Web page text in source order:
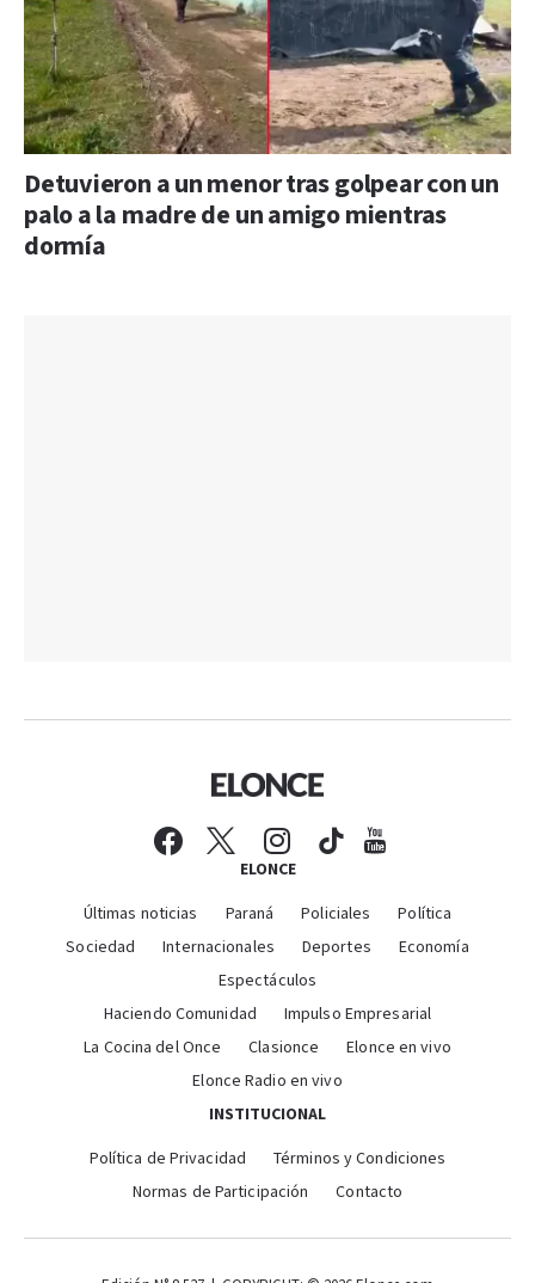
Detuvieron a un menor tras golpear con un
palo a la madre de un amigo mientras
dormía
ELONCE
Últimas noticias Paraná Policiales
Política
Sociedad
Internacionales Deportes
Economía
Espectáculos
Haciendo Comunidad
Impulso Empresarial
La Cocina del Once
Clasionce
Elonce en vivo
Elonce Radio en vivo
INSTITUCIONAL
Política de Privacidad
Términos y Condiciones
Normas de Participación
Contacto